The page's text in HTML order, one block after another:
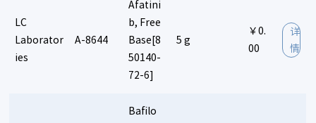
LC
Laborator
ies
A-8644
Afatini
b, Free
Base[8
50140-
72-6]
5 g
￥0.
00
详
情
Bafilo